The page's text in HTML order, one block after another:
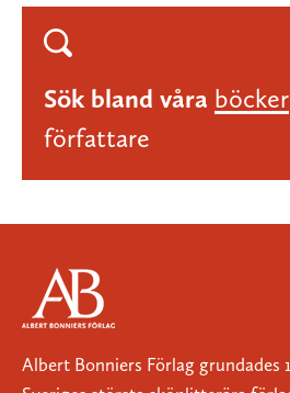
Sök bland våra böcker
författare
Albert Bonniers Förlag grundades